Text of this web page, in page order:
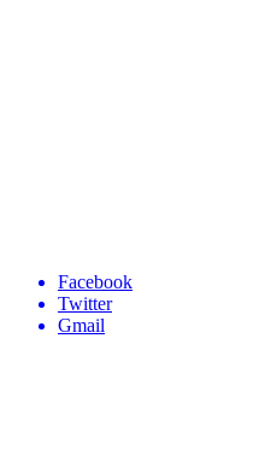
Facebook
Twitter
Gmail